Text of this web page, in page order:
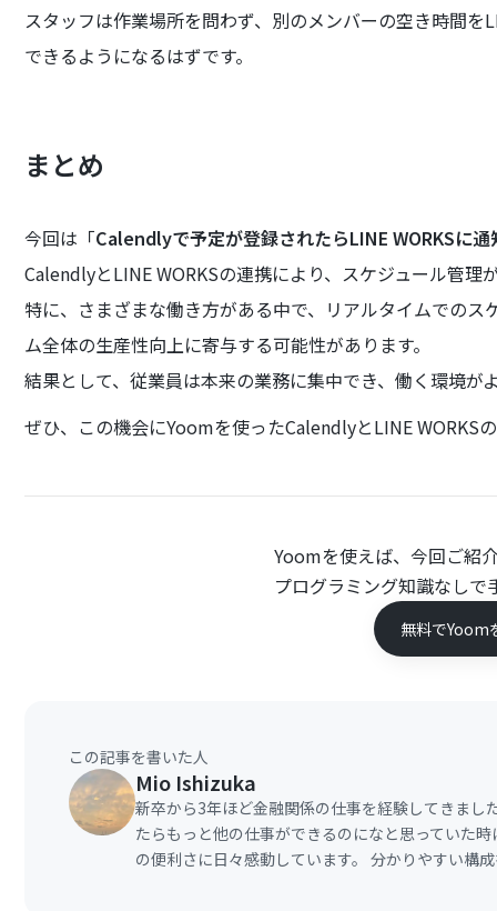
スタッフは作業場所を問わず、別のメンバーの空き時間を
できるようになるはずです。
まとめ
今回は「Calendlyで予定が登録されたらLINE WORKSに通
CalendlyとLINE WORKSの連携により、スケジュール管
特に、さまざまな働き方がある中で、リアルタイムでの
ム全体の生産性向上に寄与する可能性があります。
結果として、従業員は本来の業務に集中でき、働く環境が
ぜひ、この機会にYoomを使ったCalendlyとLINE WORKS
Yoomを使えば、今回ご紹
プログラミング知識なしで
無料でYoom
この記事を書いた人
Mio Ishizuka
新卒から3年ほど金融関係の仕事を経験してきま
たらもっと他の仕事ができるのになと思っていた
の便利さに日々感動しています。 分かりやすい構